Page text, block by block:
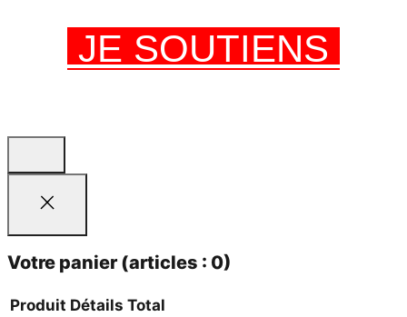
JE SOUTIENS
Votre panier (articles : 0)
Produit Détails Total